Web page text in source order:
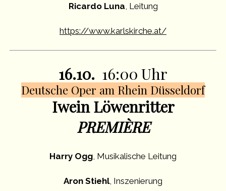
Ricardo Luna , Leitung
https://www.karlskirche.at/
16.10. 16:00 Uhr
Deutsche Oper am Rhein Düsseldorf
Iwein Löwenritter
PREMIÈRE
Harry Ogg , Musikalische Leitung
Aron Stiehl, Inszenierung